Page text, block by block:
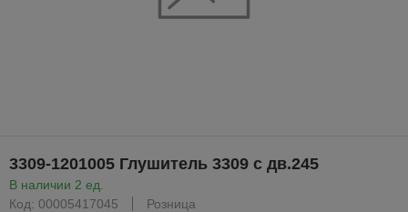
3309-1201005 Глушитель 3309 с дв.245
В наличии 2 ед.
Код: 00005417045
Розница